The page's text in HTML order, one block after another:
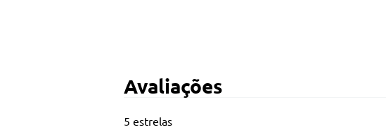
Idade Recomendada: a partir de 3 anos
Avaliações
5 estrelas